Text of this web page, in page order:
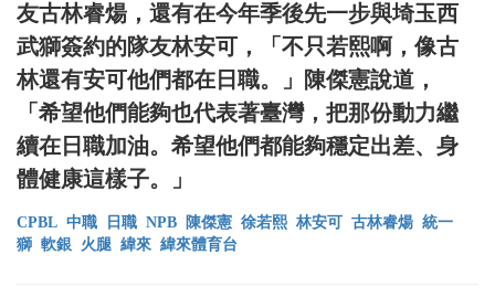
友古林睿煬，還有在今年季後先一步與埼玉西
武獅簽約的隊友林安可，「不只若熙啊，像古
林還有安可他們都在日職。」陳傑憲說道，
「希望他們能夠也代表著臺灣，把那份動力繼
續在日職加油。希望他們都能夠穩定出差、身
體健康這樣子。」
CPBL 中職 日職 NPB 陳傑憲 徐若熙 林安可 古林睿煬 統一
獅 軟銀 火腿 緯來 緯來體育台